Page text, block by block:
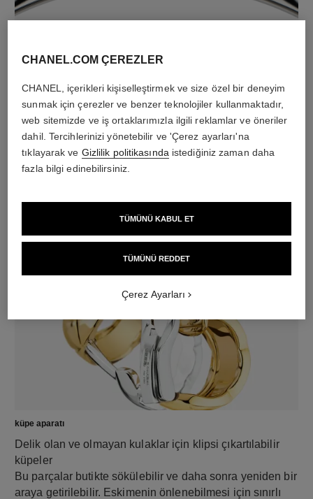
18K beyaz altın
küpe aparatı
Delik olan ve olmayan kulaklar için klipsi çıkartılabilir
küpeler
Bu parçalar butikte sökülebilir ve daha sonra yeniden bir
araya getirilebilir. Eskimenin önlenebilmesi için sınırlı
CHANEL.COM ÇEREZLER
CHANEL, içerikleri kişiselleştirmek ve size özel bir deneyim
sunmak için çerezler ve benzer teknolojiler kullanmaktadır,
web sitemizde ve iş ortaklarımızla ilgili reklamlar ve öneriler
dahil. Tercihlerinizi yönetebilir ve 'Çerez ayarları'na
tıklayarak ve Gizlilik politikasında istediğiniz zaman daha
fazla bilgi edinebilirsiniz.
TÜMÜNÜ REDDET
TÜMÜNÜ KABUL ET
Çerez Ayarları